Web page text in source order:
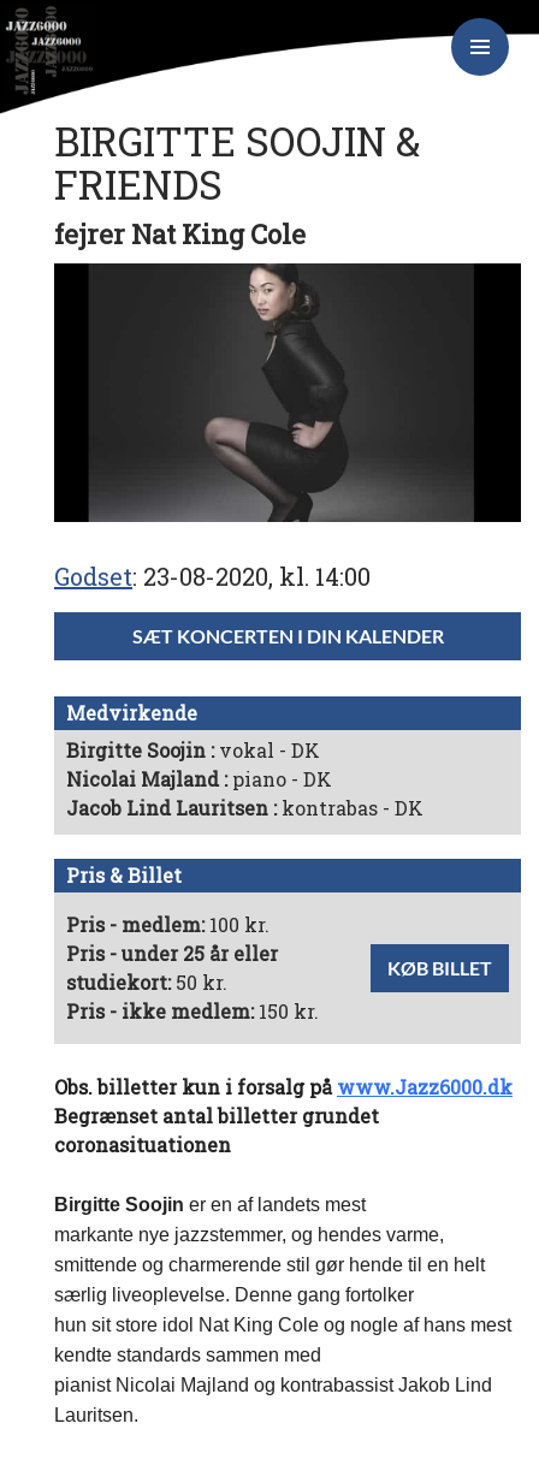
Hop
indhold
BIRGITTE SOOJIN &
FRIENDS
fejrer Nat King Cole
Godset 23-08-2020, kl. 14:00
SÆT KONCERTEN I DIN KALENDER
Medvirkende
Birgitte Soojin vokal - DK
Nicolai Majland piano - DK
Jacob Lind Lauritsen kontrabas - DK
Pris & Billet
Pris - medlem:100 kr.
Pris - under 25 år eller
studiekort:50 kr.
Pris - ikke medlem:150 kr.
KØB BILLET
Obs. billetter kun i forsalg påwww.Jazz6000.dk
Begrænset antal billetter grundet
coronasituationen
Birgitte Soojin er en af landets mest
markante nye jazzstemmer, og hendes varme,
smittende og charmerende stil gør hende til en helt
særlig liveoplevelse. Denne gang fortolker
hun sit store idol Nat King Cole og nogle af hans mest
kendte standards sammen med
pianist Nicolai Majland og kontrabassist Jakob Lind
Lauritsen.